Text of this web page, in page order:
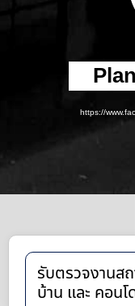
https://
รับตรวจงานส
บ้าน และ คอนโ